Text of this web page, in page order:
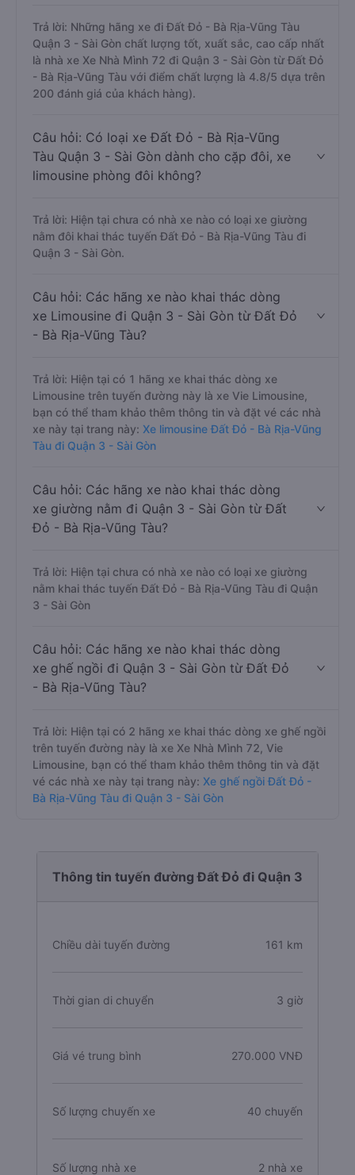
Trả lời: Những hãng xe đi Đất Đỏ - Bà Rịa-Vũng Tàu
Quận 3 - Sài Gòn chất lượng tốt, xuất sắc, cao cấp nhất
là nhà xe Xe Nhà Mình 72 đi Quận 3 - Sài Gòn từ Đất Đỏ
- Bà Rịa-Vũng Tàu với điểm chất lượng là 4.8/5 dựa trên
200 đánh giá của khách hàng).
Câu hỏi: Có loại xe Đất Đỏ - Bà Rịa-Vũng
Tàu Quận 3 - Sài Gòn dành cho cặp đôi, xe
limousine phòng đôi không?
Trả lời: Hiện tại chưa có nhà xe nào có loại xe giường
nằm đôi khai thác tuyến Đất Đỏ - Bà Rịa-Vũng Tàu đi
Quận 3 - Sài Gòn.
Câu hỏi: Các hãng xe nào khai thác dòng
xe Limousine đi Quận 3 - Sài Gòn từ Đất Đỏ
- Bà Rịa-Vũng Tàu?
Trả lời: Hiện tại có 1 hãng xe khai thác dòng xe
Limousine trên tuyến đường này là xe Vie Limousine,
bạn có thể tham khảo thêm thông tin và đặt vé các nhà
xe này tại trang này: Xe limousine Đất Đỏ - Bà Rịa-Vũng
Tàu đi Quận 3 - Sài Gòn
Câu hỏi: Các hãng xe nào khai thác dòng
xe giường nằm đi Quận 3 - Sài Gòn từ Đất
Đỏ - Bà Rịa-Vũng Tàu?
Trả lời: Hiện tại chưa có nhà xe nào có loại xe giường
nằm khai thác tuyến Đất Đỏ - Bà Rịa-Vũng Tàu đi Quận
3 - Sài Gòn
Câu hỏi: Các hãng xe nào khai thác dòng
xe ghế ngồi đi Quận 3 - Sài Gòn từ Đất Đỏ
- Bà Rịa-Vũng Tàu?
Trả lời: Hiện tại có 2 hãng xe khai thác dòng xe ghế ngồi
trên tuyến đường này là xe Xe Nhà Mình 72, Vie
Limousine, bạn có thể tham khảo thêm thông tin và đặt
vé các nhà xe này tại trang này: Xe ghế ngồi Đất Đỏ -
Bà Rịa-Vũng Tàu đi Quận 3 - Sài Gòn
Thông tin tuyến đường Đất Đỏ đi Quận 3
Chiều dài tuyến đường 161 km
Thời gian di chuyển 3 giờ
Giá vé trung bình 270.000 VNĐ
Số lượng chuyến xe 40 chuyến
Số lượng nhà xe 2 nhà xe